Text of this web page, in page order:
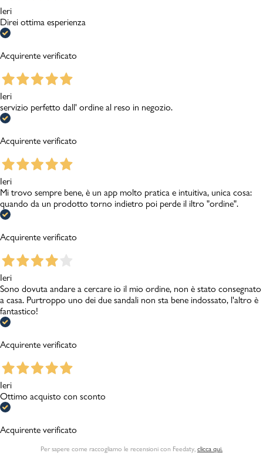
Ieri
Direi ottima esperienza
Acquirente verificato
Ieri
servizio perfetto dall' ordine al reso in negozio.
Acquirente verificato
Ieri
Mi trovo sempre bene, è un app molto pratica e intuitiva, unica cosa:
quando da un prodotto torno indietro poi perde il iltro "ordine".
Acquirente verificato
Ieri
Sono dovuta andare a cercare io il mio ordine, non è stato consegnato
a casa. Purtroppo uno dei due sandali non sta bene indossato, l'altro è
fantastico!
Acquirente verificato
Ieri
Ottimo acquisto con sconto
Acquirente verificato
Per sapere come raccogliamo le recensioni con Feedaty clicca qui.